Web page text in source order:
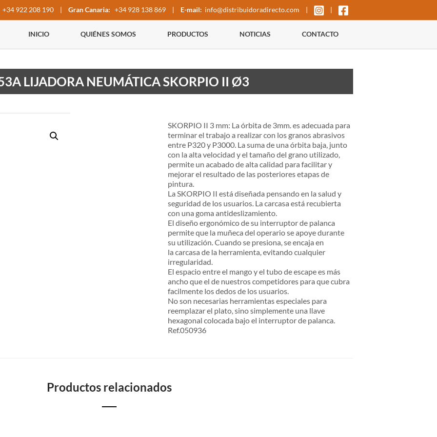
+34 922 208 190 | Gran Canaria: +34 928 138 869 | E-mail: info@distribuidoradirecto.com | |
INICIO QUIÉNES SOMOS PRODUCTOS NOTICIAS CONTACTO
LIJADORA NEUMÁTICA SKORPIO II Ø3
SKORPIO II 3 mm: La órbita de 3mm. es adecuada para
terminar el trabajo a realizar con los granos abrasivos
entre P320 y P3000. La suma de una órbita baja, junto
con la alta velocidad y el tamaño del grano utilizado,
permite un acabado de alta calidad para facilitar y
mejorar el resultado de las posteriores etapas de
pintura.
La SKORPIO II está diseñada pensando en la salud y
seguridad de los usuarios. La carcasa está recubierta
con una goma antideslizamiento.
El diseño ergonómico de su interruptor de palanca
permite que la muñeca del operario se apoye durante
su utilización. Cuando se presiona, se encaja en
la carcasa de la herramienta, evitando cualquier
irregularidad.
El espacio entre el mango y el tubo de escape es más
ancho que el de nuestros competidores para que cubra
facilmente los dedos de los usuarios.
No son necesarias herramientas especiales para
reemplazar el plato, sino simplemente una llave
hexagonal colocada bajo el interruptor de palanca.
Ref.050936
Productos relacionados